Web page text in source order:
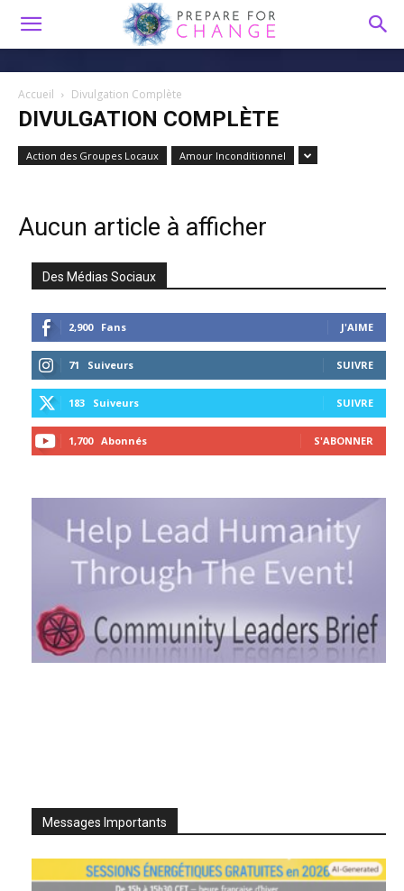
Accueil Divulgation Complète
DIVULGATION COMPLÈTE
Action des Groupes Locaux Amour Inconditionnel
Aucun article à afficher
Des Médias Sociaux
2,900 Fans J'AIME
71 Suiveurs SUIVRE
183 Suiveurs SUIVRE
1,700 Abonnés S'ABONNER
Messages Importants